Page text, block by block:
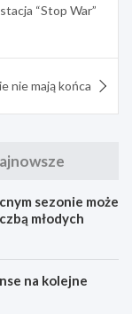
“Stop War”
nie mają końca
sezonie może
młodych
na kolejne